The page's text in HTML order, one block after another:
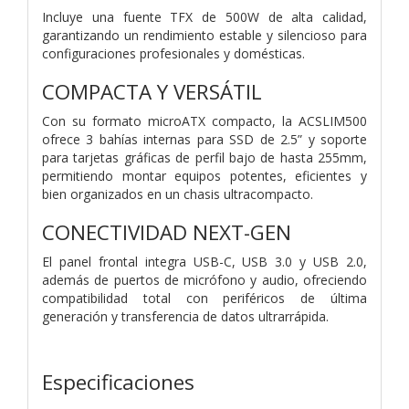
Incluye una fuente TFX de 500W de alta calidad,
garantizando un rendimiento estable y silencioso para
configuraciones profesionales y domésticas.
COMPACTA Y VERSÁTIL
Con su formato microATX compacto, la ACSLIM500
ofrece 3 bahías internas para SSD de 2.5” y soporte
para tarjetas gráficas de perfil bajo de hasta 255mm,
permitiendo montar equipos potentes, eficientes y
bien organizados en un chasis ultracompacto.
CONECTIVIDAD NEXT-GEN
El panel frontal integra USB-C, USB 3.0 y USB 2.0,
además de puertos de micrófono y audio, ofreciendo
compatibilidad total con periféricos de última
generación y transferencia de datos ultrarrápida.
Especificaciones